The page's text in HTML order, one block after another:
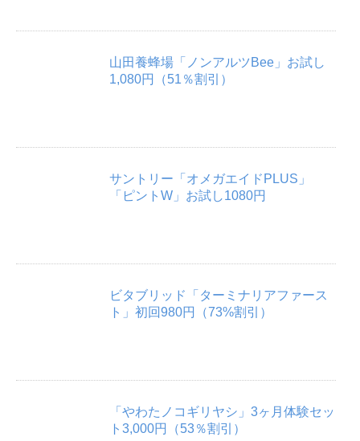
山田養蜂場「ノンアルツBee」お試し
1,080円（51％割引）
サントリー「オメガエイドPLUS」
「ピントW」お試し1080円
ビタブリッド「ターミナリアファース
ト」初回980円（73%割引）
「やわたノコギリヤシ」3ヶ月体験セッ
ト3,000円（53％割引）